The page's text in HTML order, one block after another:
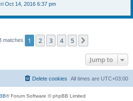
Oct 14, 2016 6:37 pm
matches 1 2 3 4 5
Jump to
All times are UTC+03:00
Delete cookies
® Forum Software © phpBB Limited